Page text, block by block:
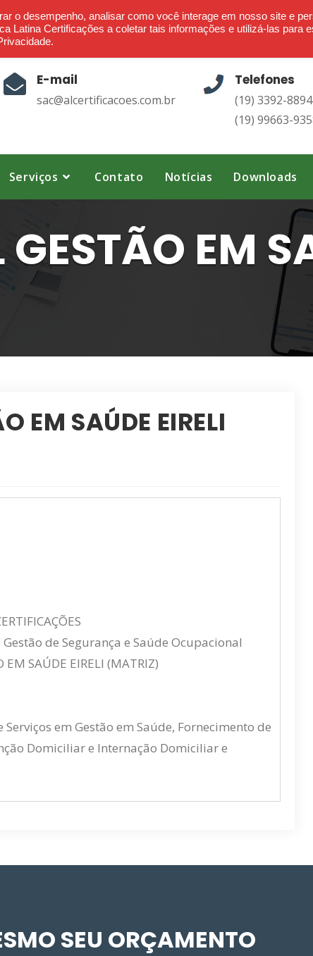
Ética - Confiança - Credibilidade - Transparência
E-mail
sac@alcertificacoes.com.br
Telefones
(19) 3392-8894
(19) 99663-
Serviços Contato Notícias Downloads
EM
EM SAÚDE EIRELI
de Segurança e Saúde Ocupacional
EM SAÚDE EIRELI (MATRIZ)
Serviços em Gestão em Saúde, Fornecimento de
Domiciliar e Internação Domiciliar e
SEU ORÇAMENTO
o desempenho, analisar como você interage em nosso site e
Latina Certificações a coletar tais informações e utilizá-las para